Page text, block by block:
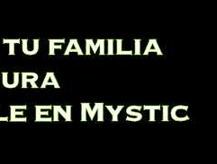
tu familia
en Mystic